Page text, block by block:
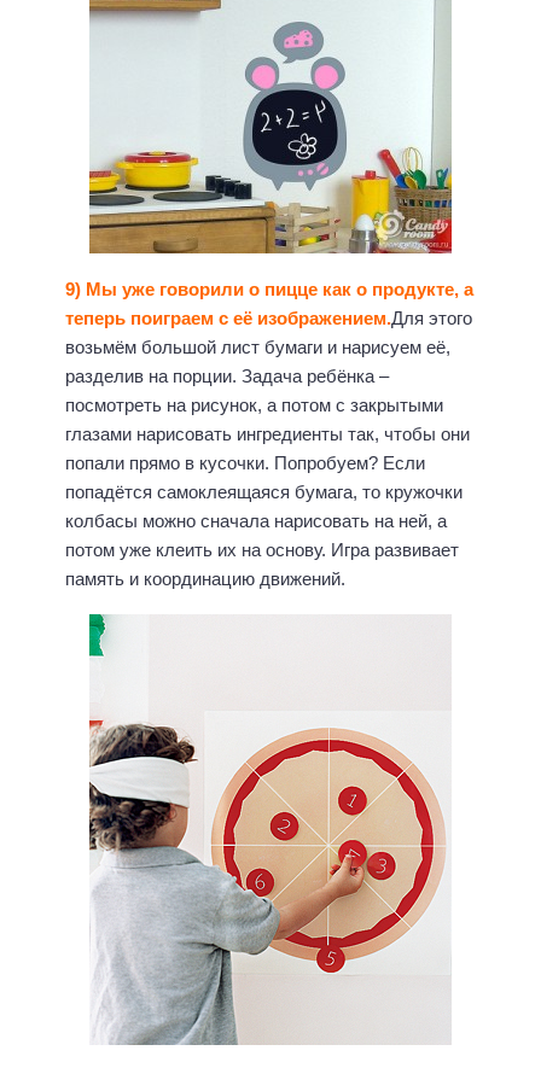
9) Мы уже говорили о пицце как о продукте, а
теперь поиграем с её изображением.Для этого
возьмём большой лист бумаги и нарисуем её,
разделив на порции. Задача ребёнка –
посмотреть на рисунок, а потом с закрытыми
глазами нарисовать ингредиенты так, чтобы они
попали прямо в кусочки. Попробуем? Если
попадётся самоклеящаяся бумага, то кружочки
колбасы можно сначала нарисовать на ней, а
потом уже клеить их на основу. Игра развивает
память и координацию движений.